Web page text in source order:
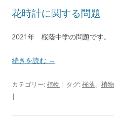
花時計に関する問題
2021年 桜蔭中学の問題です。
続きを読む →
カテゴリー:植物 | タグ:桜蔭、 植物
|